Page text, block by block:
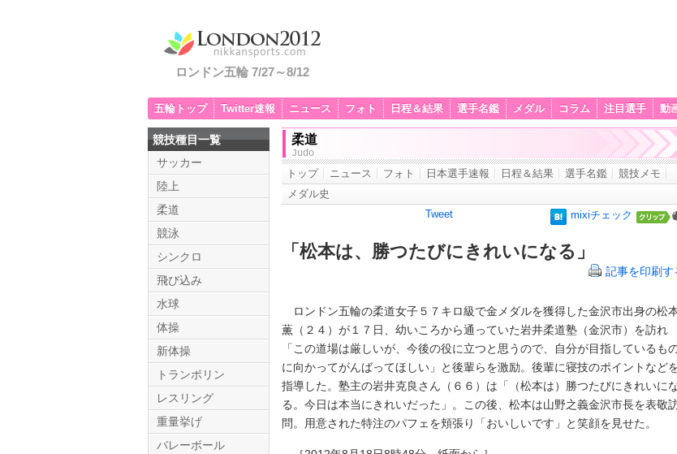
ロンドン五輪 7/27～8/12
五輪トップ Twitter速報 ニュース フォト 日程＆結果 選手名鑑 メダル コラム 注目選手 動
柔道
Judo
トップ ニュース フォト 日本選手速報 日程＆結果 選手名鑑
競技メモ
メダル史
Tweet
mixiチェック
「松本は、勝つたびにきれいになる」
記事を印刷す
ロンドン五輪の柔道女子５７キロ級で金メダルを獲得した金沢市出身の松
薫（２４）が１７日、幼いころから通っていた岩井柔道塾（金沢市）を訪れ
「この道場は厳しいが、今後の役に立つと思うので、自分が目指しているも
に向かってがんばってほしい」と後輩らを激励。後輩に寝技のポイントなど
指導した。塾主の岩井克良さん（６６）は「（松本は）勝つたびにきれいに
る。今日は本当にきれいだった」。この後、松本は山野之義金沢市長を表敬
問。用意された特注のパフェを頬張り「おいしいです」と笑顔を見せた。
競技種目一覧
サッカー
陸上
柔道
競泳
シンクロ
飛び込み
水球
体操
新体操
トランポリン
レスリング
重量挙げ
バレーボール